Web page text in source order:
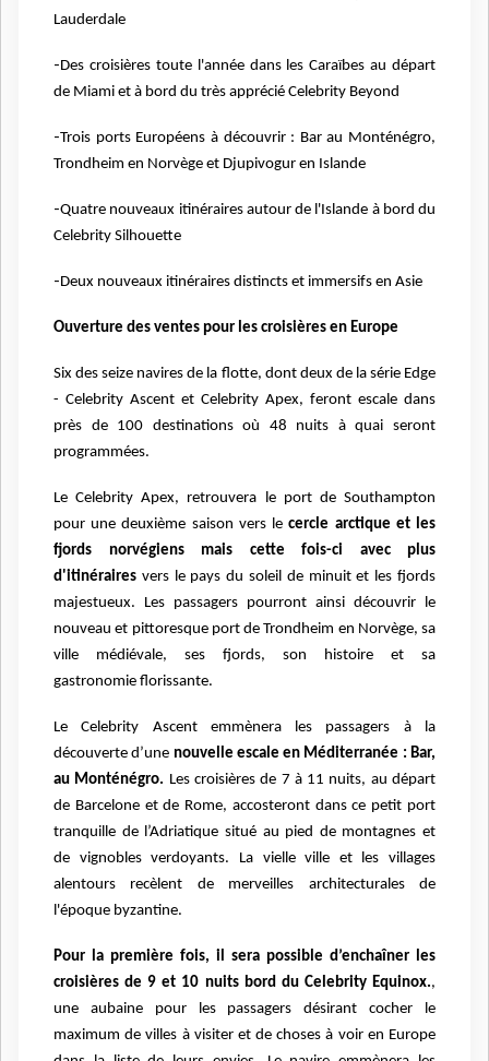
Lauderdale
-Des croisières toute l'année dans les Caraïbes au départ
de Miami et à bord du très apprécié Celebrity Beyond
-Trois ports Européens à découvrir : Bar au Monténégro,
Trondheim en Norvège et Djupivogur en Islande
-Quatre nouveaux itinéraires autour de l'Islande à bord du
Celebrity Silhouette
- Deux nouveaux itinéraires distincts et immersifs en Asie
Ouverture des ventes pour les croisières en Europe
Six des seize navires de la flotte, dont deux de la série Edge
- Celebrity Ascent et Celebrity Apex, feront escale dans
près de 100 destinations où 48 nuits à quai seront
programmées.
Le Celebrity Apex, retrouvera le port de Southampton
pour une deuxième saison vers lecercle arctique et les
fjords norvégiens mais cette fois-ci avec plus
d'itinéraires vers le pays du soleil de minuit et les fjords
majestueux. Les passagers pourront ainsi découvrir le
nouveau et pittoresque port de Trondheim en Norvège, sa
ville médiévale, ses fjords, son histoire et sa
gastronomie florissante.
Le Celebrity Ascent emmènera les passagers à la
découverte d’une nouvelle escale en Méditerranée : Bar,
au Monténégro. Les croisières de 7 à 11 nuits, au départ
de Barcelone et de Rome, accosteront dans ce petit port
tranquille de l’Adriatique situé au pied de montagnes et
de vignobles verdoyants. La vielle ville et les villages
alentours recèlent de merveilles architecturales de
l'époque byzantine.
Pour la première fois, il sera possible d’enchaîner les
croisières de 9 et 10 nuits bord du Celebrity Equinox.,
une aubaine pour les passagers désirant cocher le
maximum de villes à visiter et dechoses à voir en Europe